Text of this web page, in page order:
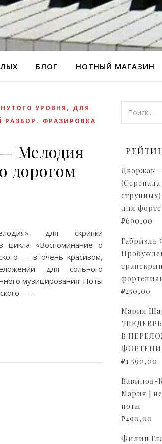
БЛОГ НОТНЫЙ МАГАЗИН
УРОВНЯ , ДЛЯ
РАЗБОР , ФРАЗИРОВКА
Мелодия
дорогом
для скрипки
цикла «Воспоминание о
— в очень красивом,
для сольного
музицирования! Ноты
—…
Дворжак -
(Серенада
для
₽690,00
Габриэль
₽250,00
Мария
В
₽1.590,00
Вавилов-
Мария |
ноты
₽490,00
Филип